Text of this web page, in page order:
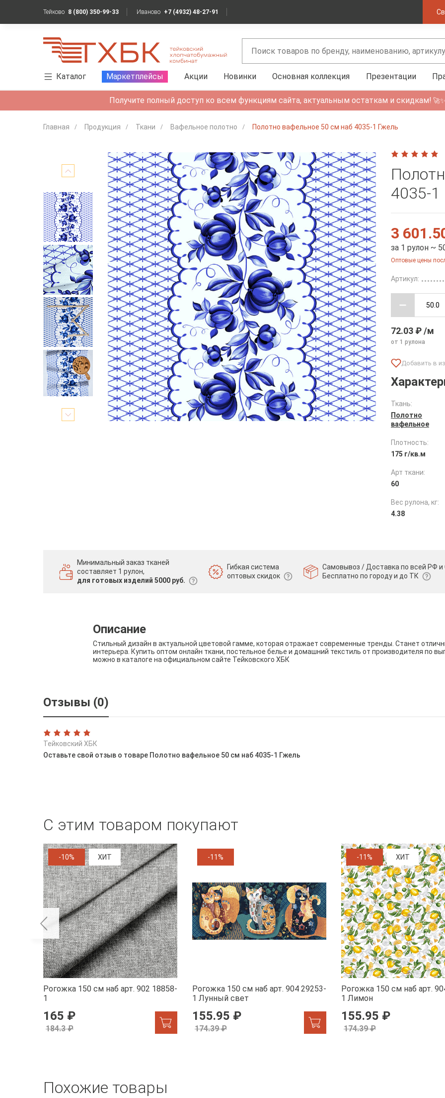
Тейково 8 (800) 350-99-33 Иваново +7 (4932) 48-27-91
Каталог Маркетплейсы Акции Новинки Основная коллекция Презентации
Получите полный доступ ко всем функциям сайта, актуальным остаткам и скидкам! 🚀✨
Главная Продукция Ткани Вафельное полотно Полотно вафельное 50 см наб 4035-1 Гжель
4035-1
3
за 1 рулон ~
Оптовые цены
Артикул:
72.03 ₽ /м
от 1 рулона
Ткань:
Полотно
вафельное
Плотность:
175 г/кв.м
Арт ткани:
60
Вес рулона, кг:
4.38
Минимальный заказ тканей
составляет 1 рулон,
для готовых изделий 5000 руб.
Гибкая система
оптовых скидок
Самовывоз / Доставка по всей РФ и
Бесплатно по городу и до ТК
Описание
Стильный дизайн в актуальной цветовой гамме, которая отражает современные тренды. Станет
интерьера. Купить оптом онлайн ткани, постельное белье и домашний текстиль от производителя по
можно в каталоге на официальном сайте Тейковского ХБК
Отзывы (0)
Тейковский ХБК
Оставьте свой отзыв о товаре Полотно вафельное 50 см наб 4035-1 Гжель
С этим товаром покупают
-10% ХИТ
Рогожка 150 см наб арт. 902 18858-
1
165 ₽
184.3 ₽
-11%
Рогожка 150 см наб арт. 904 29253-
1 Лунный свет
155.95 ₽
174.39 ₽
-11% ХИТ
Рогожка 150 см наб арт.
1 Лимон
155.95 ₽
174.39 ₽
Похожие товары